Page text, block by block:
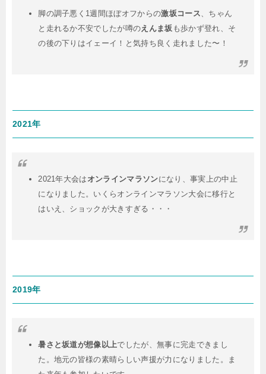
脚の調子悪く1週間ほぼオフからの激坂コース、ちゃん
と走れるか不安でしたが噂のえんま坂 も歩かず登れ、そ
の後の下りはイェーイ！と気持ち良く走れました〜！
2021年
2021年大会は オンラインマラソンになり、事実上の中止
になりました。いくらオンラインマラソン大会に移行と
はいえ、ショックが大きすぎる・・・
2019年
暑さと坂道が想像以上でしたが、無事に完走できまし
た。地元の皆様の素晴らしい声援が力になりました。ま